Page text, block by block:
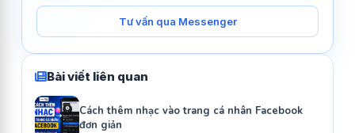
Tư vấn qua Messenger
Bài viết liên quan
Cách thêm nhạc vào trang cá nhân Facebook
đơn giản